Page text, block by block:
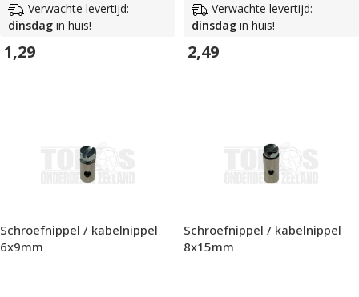
Verwachte levertijd:
dinsdag in huis!
1,29
Verwachte levertijd:
dinsdag in huis!
2,49
Schroefnippel / kabelnippel
6x9mm
Schroefnippel / kabelnippel
8x15mm